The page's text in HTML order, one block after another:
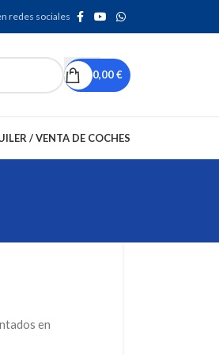
redes sociales
0,00€
/ VENTA DE COCHES
en